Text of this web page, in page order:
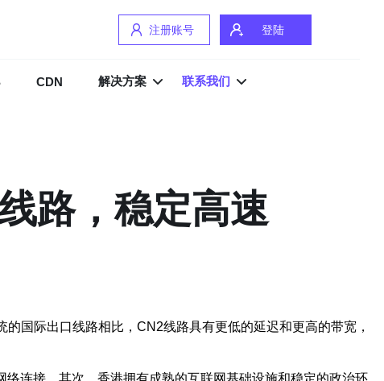
注册账号 登陆
CDN 解决方案 联系我们
路，稳定高速
国际出口线路相比，CN2线路具有更低的延迟和更高的带宽，
连接。其次，香港拥有成熟的互联网基础设施和稳定的政治环